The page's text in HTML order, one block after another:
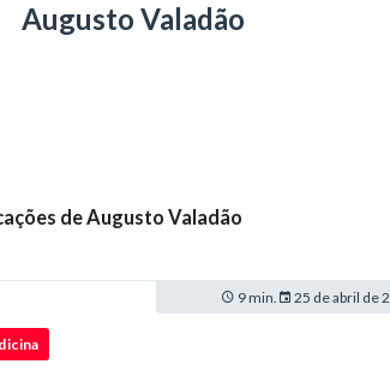
Augusto Valadão
de Augusto Valadão
9 min. 25 de abril de